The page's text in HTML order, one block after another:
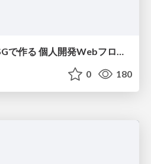
WebComponentとSSGで作る 個人開発Webフロントエンド / TechTalk #69
0 180